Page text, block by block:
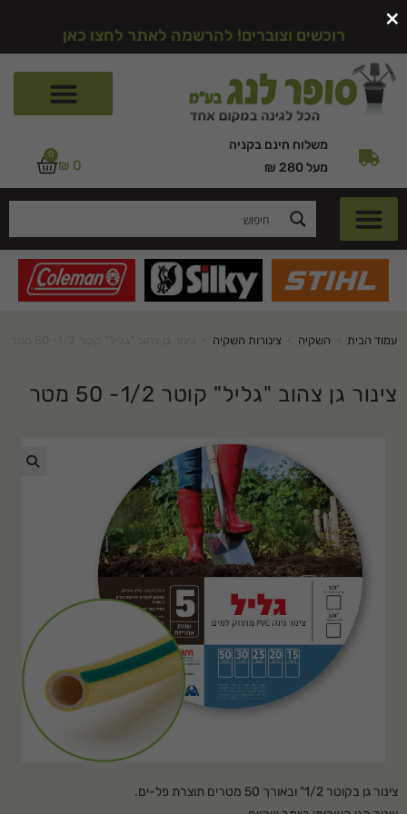
רוכשים וצוברים! להרשמה לאתר לחצו כאן
משלוח חינם בקניה
מעל 280 ₪
₪ 0
0
עמוד הבית השקיה צינורות השקיה
צינור גן צהוב "גליל" קוטר 1/2- 50 מטר
צינור גן בקוטר 1/2" ובאורך 50 מטרים תוצרת פל-ים.
×